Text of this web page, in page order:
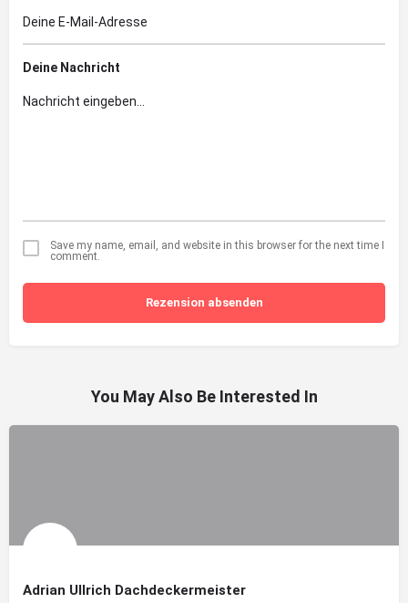
Deine Nachricht
Save my name, email, and website in this browser for the next time I
comment.
Rezension absenden
You May Also Be Interested In
Adrian Ullrich Dachdeckermeister